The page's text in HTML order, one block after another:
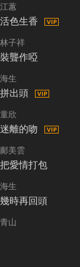
江蕙
活色生香
林子祥
裝聾作啞
海生
拼出頭
童欣
迷離的吻
鄺美雲
把愛情打包
海生
幾時再回頭
青山